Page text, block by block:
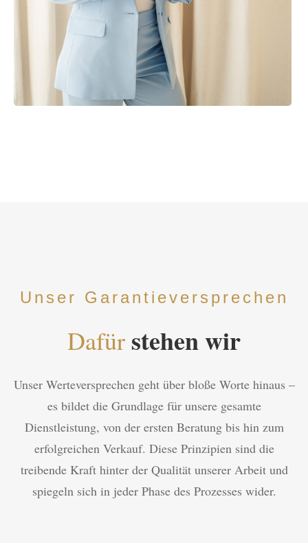
Unser Garantieversprechen
Dafür stehen wir
Unser Werteversprechen geht über bloße Worte hinaus –
es bildet die Grundlage für unsere gesamte
Dienstleistung, von der ersten Beratung bis hin zum
erfolgreichen Verkauf. Diese Prinzipien sind die
treibende Kraft hinter der Qualität unserer Arbeit und
spiegeln sich in jeder Phase des Prozesses wider.